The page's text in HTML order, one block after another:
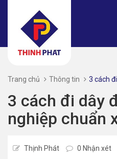
Trang chủ Thông tin 3 cách
3 cách đi dây
nghiệp chuẩn
Thịnh Phát 0 Nhận xét